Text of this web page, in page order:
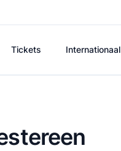
Tickets Internationaal